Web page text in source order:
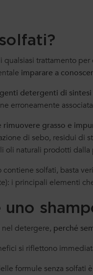
qualsiasi trattamento
imparare a
detergenti di
erroneamente
rimuovere grasso e
di sebo, residui di
oli naturali prodotti dalla
contiene solfati, basta
i principali elementi
uno
nel detergere, perché
si riflettono
formule senza solfati